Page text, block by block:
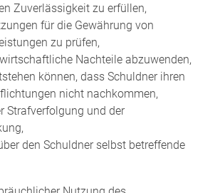
Zuverlässigkeit zu erfüllen,
für die Gewährung von
zu prüfen,
Nachteile abzuwenden,
können, dass Schuldner ihren
nicht nachkommen,
Strafverfolgung und der
den Schuldner selbst betreffende